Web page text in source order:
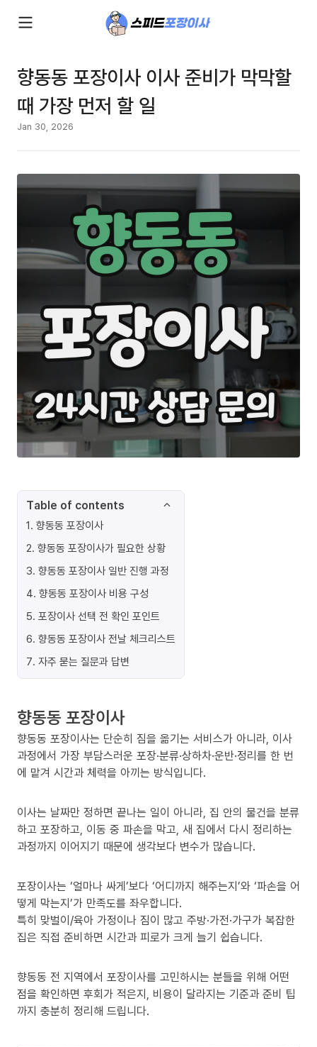
향동동 포장이사 이사 준비가 막막할
때 가장 먼저 할 일
Jan 30, 2026
Table of contents
1. 향동동 포장이사
2. 향동동 포장이사가 필요한 상황
3. 향동동 포장이사 일반 진행 과정
4. 향동동 포장이사 비용 구성
5. 포장이사 선택 전 확인 포인트
6. 향동동 포장이사 전날 체크리스트
7. 자주 묻는 질문과 답변
향동동 포장이사
향동동 포장이사는 단순히 짐을 옮기는 서비스가 아니라, 이사
과정에서 가장 부담스러운 포장·분류·상하차·운반·정리를 한 번
에 맡겨 시간과 체력을 아끼는 방식입니다.
이사는 날짜만 정하면 끝나는 일이 아니라, 집 안의 물건을 분류
하고 포장하고, 이동 중 파손을 막고, 새 집에서 다시 정리하는
과정까지 이어지기 때문에 생각보다 변수가 많습니다.
포장이사는 ‘얼마나 싸게’보다 ‘어디까지 해주는지’와 ‘파손을 어
떻게 막는지’가 만족도를 좌우합니다.
특히 맞벌이/육아 가정이나 짐이 많고 주방·가전·가구가 복잡한
집은 직접 준비하면 시간과 피로가 크게 늘기 쉽습니다.
향동동 전 지역에서 포장이사를 고민하시는 분들을 위해 어떤
점을 확인하면 후회가 적은지, 비용이 달라지는 기준과 준비 팁
까지 충분히 정리해 드립니다.